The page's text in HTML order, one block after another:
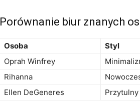
Porównanie biur znanych
Osoba Styl
Oprah Winfrey
Rihanna
Ellen DeGeneres
Przytulny